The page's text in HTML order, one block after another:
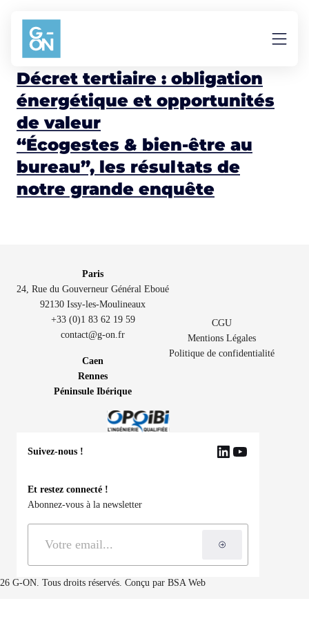
Aller au contenu
énergie
Décret tertiaire : obligation
énergétique et opportunités
de valeur
“Écogestes & bien-être au
bureau”, les résultats de
notre grande enquête
Paris
24, Rue du Gouverneur Général Eboué
92130 Issy-les-Moulineaux
+33 (0)1 83 62 19 59
contact@g-on.fr
Caen
Rennes
Péninsule Ibérique
G-ON. Tous droits réservés. Conçu par BSA Web
CGU
Mentions Légales
Politique de confidentialité
Suivez-nous ! LinkedIn
YouTube
Et restez connecté !
Abonnez-vous à la newsletter
S'inscrire à la